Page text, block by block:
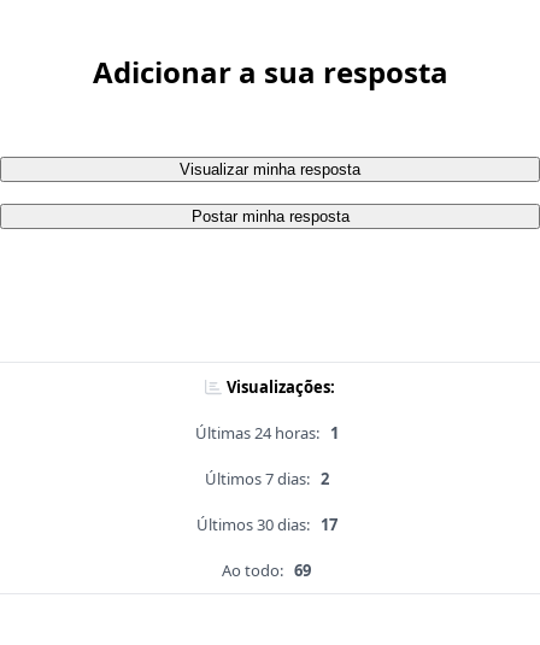
Adicionar a sua resposta
Visualizar minha resposta
Postar minha resposta
Visualizações:
Últimas 24 horas: 1
Últimos 7 dias: 2
Últimos 30 dias: 17
Ao todo: 69